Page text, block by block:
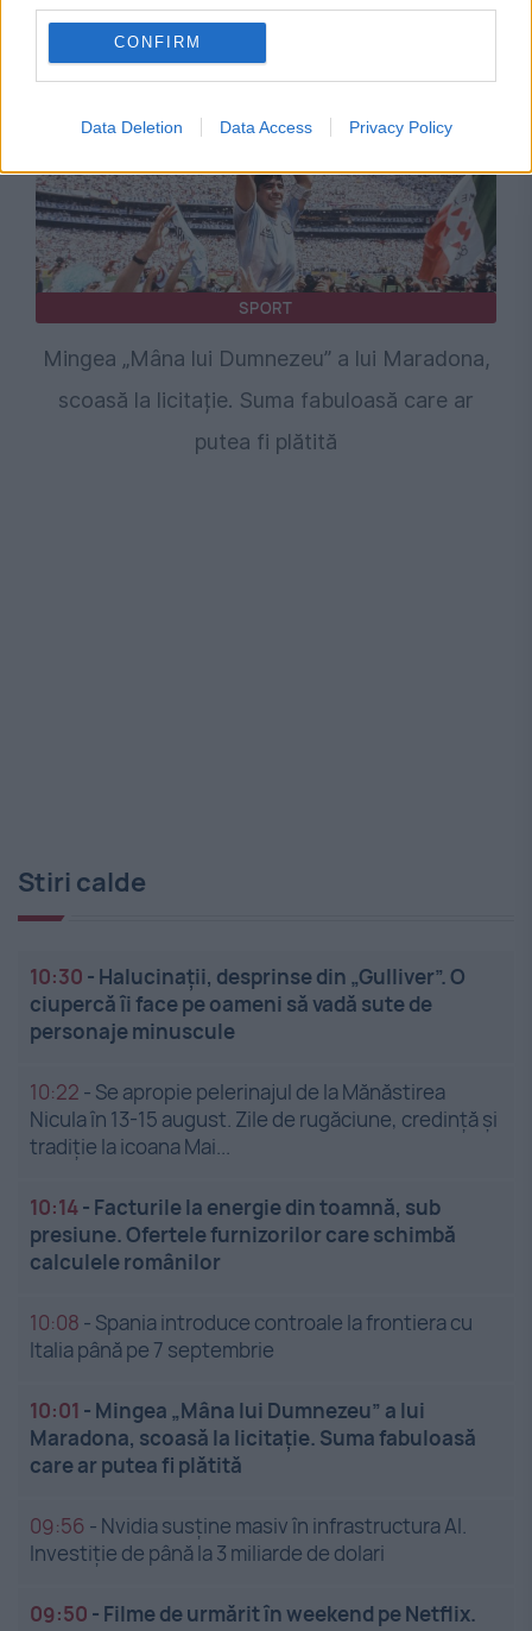
CONFIRM
Data Deletion Data Access Privacy Policy
Italia până pe 7 septembrie
SPORT
Mingea „Mâna lui Dumnezeu” a lui Maradona,
scoasă la licitație. Suma fabuloasă care ar
putea fi plătită
Stiri calde
10:30 - Halucinații, desprinse din „Gulliver”. O
ciupercă îi face pe oameni să vadă sute de
personaje minuscule
10:22 - Se apropie pelerinajul de la Mănăstirea
Nicula în 13-15 august. Zile de rugăciune, credință și
tradiție la icoana Mai...
10:14- Facturile la energie din toamnă, sub
presiune. Ofertele furnizorilor care schimbă
calculele românilor
10:08 - Spania introduce controale la frontiera cu
Italia până pe 7 septembrie
10:01 - Mingea „Mâna lui Dumnezeu” a lui
Maradona, scoasă la licitație. Suma fabuloasă
care ar putea fi plătită
09:56 - Nvidia susține masiv în infrastructura AI.
Investiție de până la 3 miliarde de dolari
09:50 - Filme de urmărit în weekend pe Netflix.